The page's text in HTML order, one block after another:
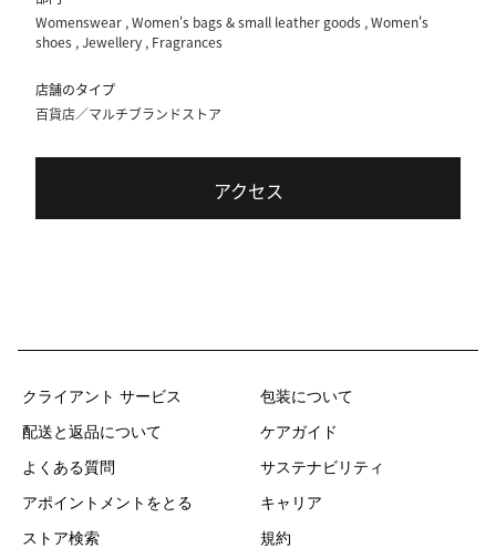
Womenswear , Women's bags & small leather goods , Women's
shoes , Jewellery , Fragrances
店舗のタイプ
百貨店／マルチブランドストア
アクセス
クライアント サービス
配送と返品について
よくある質問
アポイントメントをとる
ストア検索
包装について
ケアガイド
サステナビリティ
キャリア
規約